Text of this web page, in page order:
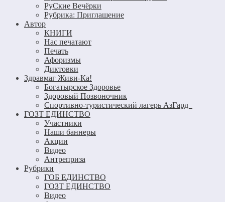
РуСкие Вечёрки
Рубрика: Приглашение
Автор
КНИГИ
Нас печатают
Печать
Афоризмы
Диктовки
Здравмаг Живи-Ка!
Богатырское Здоровье
Здоровый Позвоночник
Спортивно-туристический лагерь АзГард
ГОЗТ ЕДИНСТВО
Участники
Наши баннеры
Акции
Видео
Антреприза
Рубрики
ГОБ ЕДИНСТВО
ГОЗТ ЕДИНСТВО
Видео